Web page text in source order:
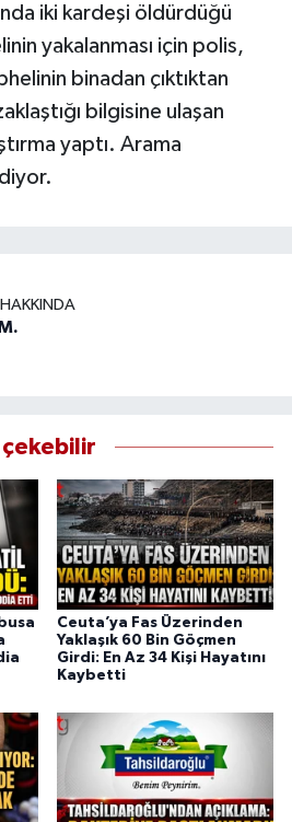
iki kardeşi öldürdüğü
yakalanması için polis,
binadan çıktıktan
bilgisine ulaşan
yaptı. Arama
çekebilir
Ceuta’ya Fas Üzerinden
Yaklaşık 60 Bin Göçmen
Girdi: En Az 34 Kişi Hayatını
Kaybetti